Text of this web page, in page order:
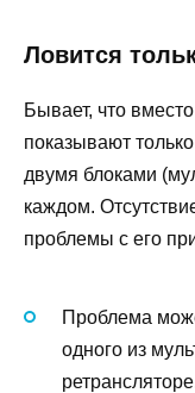
Ловится
Бывает, что
показывают
двумя блоками
каждом.
проблемы с его
Проблема
одного из